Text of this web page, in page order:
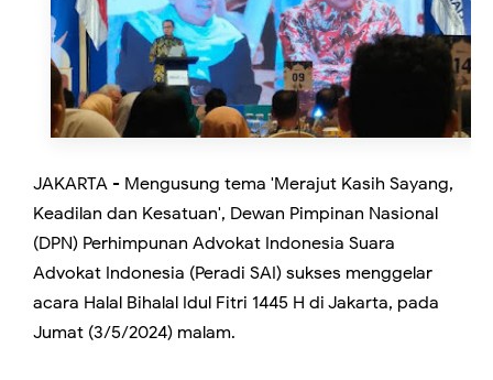
JAKARTA - Mengusung tema 'Merajut Kasih Sayang,
Keadilan dan Kesatuan', Dewan Pimpinan Nasional
(DPN) Perhimpunan Advokat Indonesia Suara
Advokat Indonesia (Peradi SAI) sukses menggelar
acara Halal Bihalal Idul Fitri 1445 H di Jakarta, pada
Jumat (3/5/2024) malam.